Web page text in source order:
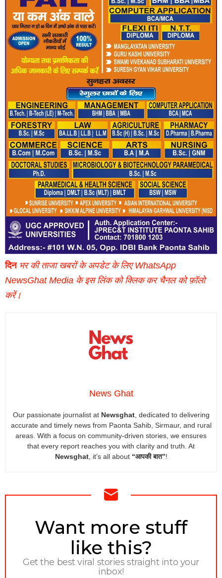
दिनभर की ताजा खबरों के अपडेट के लिए WhatsApp
NewsGhat Media के इस लिंक को क्लिक कर चैनल को फ़ॉलो
करें।
News Ghat
Our passionate journalist at Newsghat, dedicated to delivering
accurate and timely news from Paonta Sahib, Sirmaur, and rural
areas. With a focus on community-driven stories, we ensures
that every report reaches you with clarity and truth. At
Newsghat, it’s all about “आपकी बात”!
NEWSLETTER
Want more stuff
like this?
Get the best viral stories straight into your
inbox!